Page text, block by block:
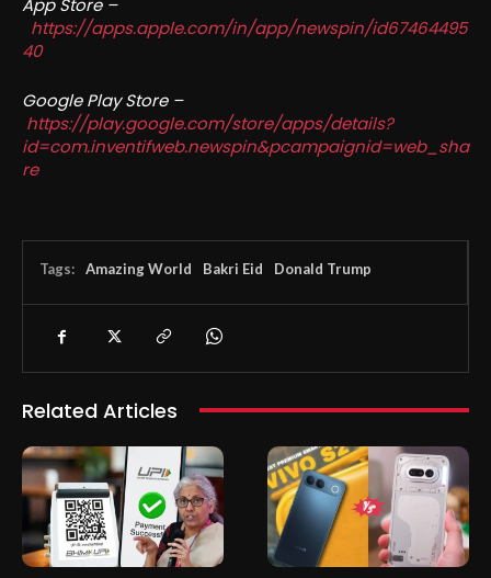
https://apps.apple.com/in/app/newspin/id67464495
40
Google Play Store –
https://play.google.com/store/apps/details?
id=com.inventifweb.newspin&pcampaignid=web_sha
re
Tags: Amazing World Bakri Eid Donald Trump
Related Articles